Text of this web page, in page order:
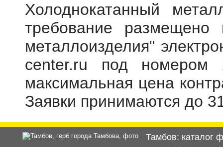
Холоднокатанный
требование
металлоизделия"
center.ru под номером
максимальная цена
Заявки принимаются до
Тамбов: каталог